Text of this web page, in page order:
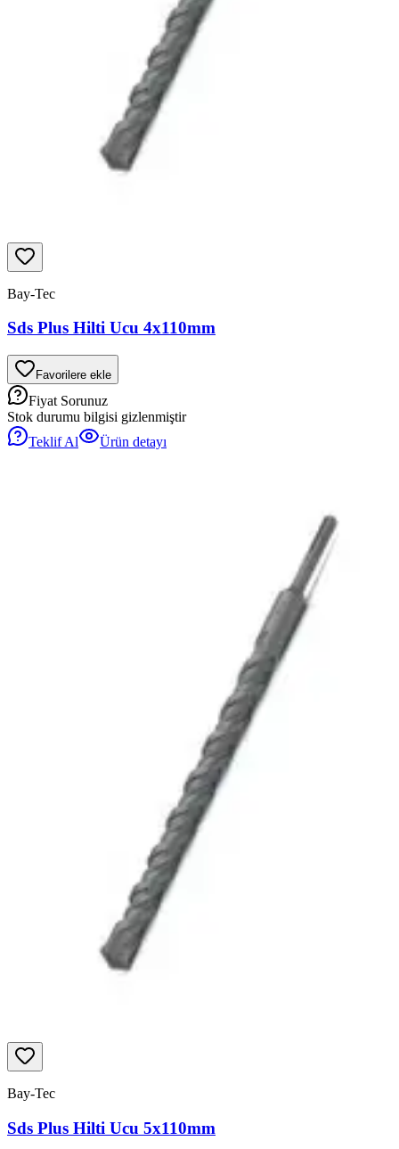
Bay-Tec
Sds Plus Hilti Ucu 4x110mm
Favorilere ekle
Fiyat Sorunuz
Stok durumu bilgisi gizlenmiştir
Teklif Al
Ürün detayı
Bay-Tec
Sds Plus Hilti Ucu 5x110mm